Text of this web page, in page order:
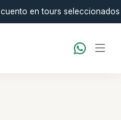
en tours seleccionados